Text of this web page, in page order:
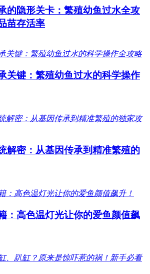
的隐形关卡：繁殖幼鱼过水全攻
苗存活率
关键：繁殖幼鱼过水的科学操作
解密：从基因传承到精准繁殖的
：高色温灯光让你的爱鱼颜值飙